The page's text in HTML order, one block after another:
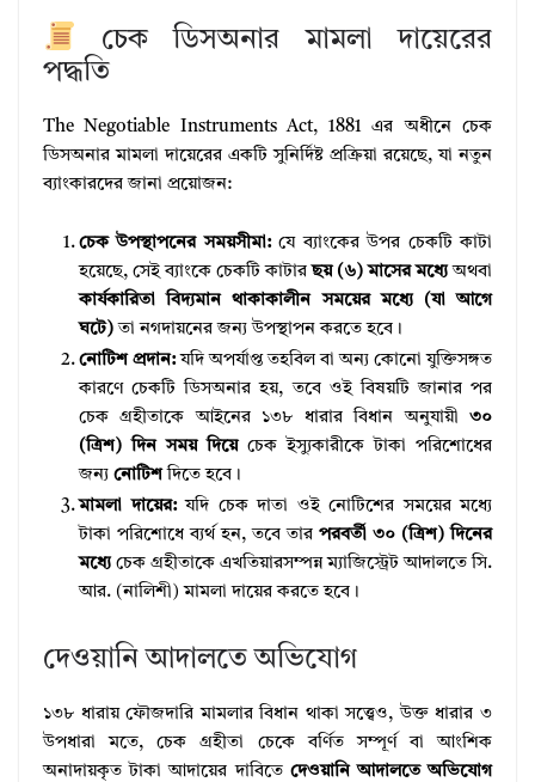
চেক ডিসঅনার মামলা দায়েরের
পদ্ধতি
The Negotiable Instruments Act, 1881 এর অধীনে চেক
ডিসঅনার মামলা দায়েরের একটি সুনির্দিষ্ট প্রক্রিয়া রয়েছে, যা নতুন
ব্যাংকারদের জানা প্রয়োজন:
চেক উপস্থাপনের সময়সীমা:যে ব্যাংকের উপর চেকটি কাটা
হয়েছে, সেই ব্যাংকে চেকটি কাটারছয় (৬) মাসের মধ্যে অথবা
কার্যকারিতা বিদ্যমান থাকাকালীন সময়ের মধ্যে (যা আগে
ঘটে) তা নগদায়নের জন্য উপস্থাপন করতে হবে।
নোটিশ প্রদান:যদি অপর্যাপ্ত তহবিল বা অন্য কোনো যুক্তিসঙ্গত
কারণে চেকটি ডিসঅনার হয়, তবে ওই বিষয়টি জানার পর
চেক গ্রহীতাকে আইনের ১৩৮ ধারার বিধান অনুযায়ী ৩০
(ত্রিশ) দিন সময় দিয়েচেক ইস্যুকারীকে টাকা পরিশোধের
জন্য নোটিশদিতে হবে।
মামলা দায়ের:যদি চেক দাতা ওই নোটিশের সময়ের মধ্যে
টাকা পরিশোধে ব্যর্থ হন, তবে তার পরবর্তী ৩০ (ত্রিশ) দিনের
মধ্যে চেক গ্রহীতাকে এখতিয়ারসম্পন্ন ম্যাজিস্ট্রেট আদালতে সি.
আর. (নালিশী) মামলা দায়ের করতে হবে।
দেওয়ানি আদালতে অভিযোগ
১৩৮ ধারায় ফৌজদারি মামলার বিধান থাকা সত্ত্বেও, উক্ত ধারার ৩
উপধারা মতে, চেক গ্রহীতা চেকে বর্ণিত সম্পূর্ণ বা আংশিক
অনাদায়কৃত টাকা আদায়ের দাবিতে দেওয়ানি আদালতে অভিযোগ